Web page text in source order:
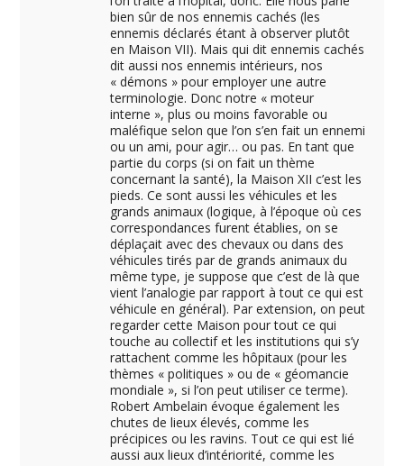
bien sûr de nos ennemis cachés (les
ennemis déclarés étant à observer plutôt
en Maison VII). Mais qui dit ennemis cachés
dit aussi nos ennemis intérieurs, nos
« démons » pour employer une autre
terminologie. Donc notre « moteur
interne », plus ou moins favorable ou
maléfique selon que l’on s’en fait un ennemi
ou un ami, pour agir… ou pas. En tant que
partie du corps (si on fait un thème
concernant la santé), la Maison XII c’est les
pieds. Ce sont aussi les véhicules et les
grands animaux (logique, à l’époque où ces
correspondances furent établies, on se
déplaçait avec des chevaux ou dans des
véhicules tirés par de grands animaux du
même type, je suppose que c’est de là que
vient l’analogie par rapport à tout ce qui est
véhicule en général). Par extension, on peut
regarder cette Maison pour tout ce qui
touche au collectif et les institutions qui s’y
rattachent comme les hôpitaux (pour les
thèmes « politiques » ou de « géomancie
mondiale », si l’on peut utiliser ce terme).
Robert Ambelain évoque également les
chutes de lieux élevés, comme les
précipices ou les ravins. Tout ce qui est lié
aussi aux lieux d’intériorité, comme les